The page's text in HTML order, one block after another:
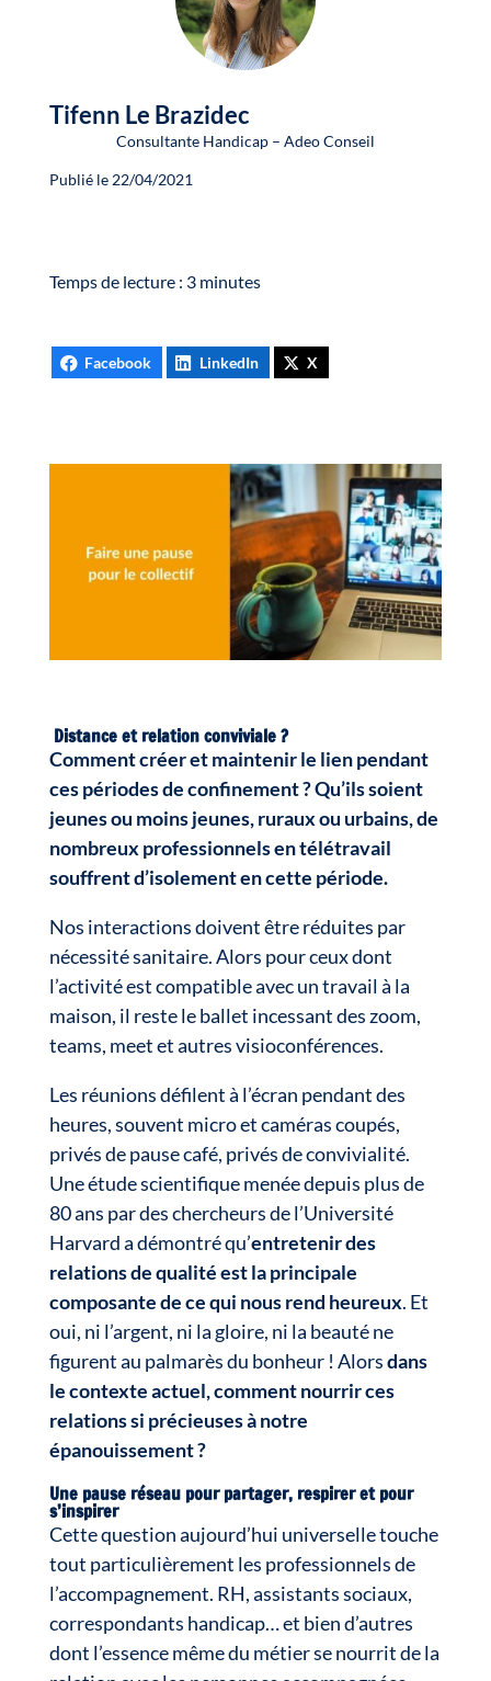
Tifenn Le Brazidec
Consultante Handicap – Adeo Conseil
Publié le 22/04/2021
Temps de lecture : 3 minutes
Facebook LinkedIn X
Distance et relation conviviale ?
Comment créer et maintenir le lien pendant
ces périodes de confinement ?Qu’ils soient
jeunes ou moins jeunes, ruraux ou urbains, de
nombreux professionnels en télétravail
souffrent d’isolement en cette période.
Nos interactions doivent être réduites par
nécessité sanitaire. Alors pour ceux dont
l’activité est compatible avec un travail à la
maison, il reste le ballet incessant des zoom,
teams, meet et autres visioconférences.
Les réunions défilent à l’écran pendant des
heures, souvent micro et caméras coupés,
privés de pause café, privés de convivialité.
Une étude scientifique menée depuis plus de
80 ans par des chercheurs de l’Université
Harvard a démontré qu’entretenir des
relations de qualité est la principale
composante de ce qui nous rend heureux. Et
oui, ni l’argent, ni la gloire, ni la beauté ne
figurent au palmarès du bonheur ! Alorsdans
le contexte actuel, comment nourrir ces
relations si précieuses à notre
épanouissement ?
Une pause réseau pour partager, respirer et pour
s’inspirer
Cette question aujourd’hui universelle touche
tout particulièrement les professionnels de
l’accompagnement. RH, assistants sociaux,
correspondants handicap… et bien d’autres
dont l’essence même du métier se nourrit de la